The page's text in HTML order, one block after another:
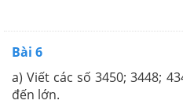
Bài 6
a) Viết các số 3450; 3448;
đến lớn.